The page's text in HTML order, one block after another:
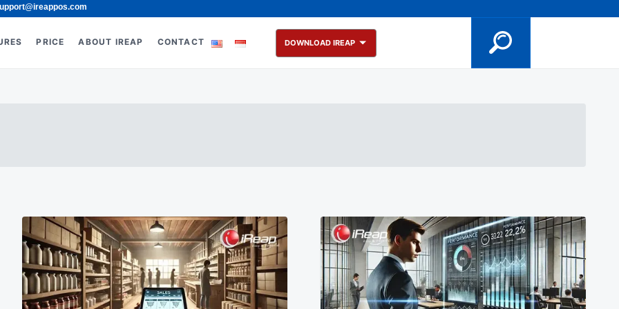
PRICE ABOUT IREAP CONTACT DOWNLOAD IREAP